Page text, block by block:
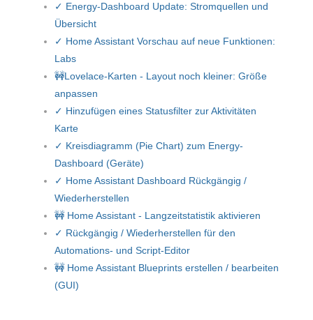
✓ Energy-Dashboard Update: Stromquellen und
Übersicht
✓ Home Assistant Vorschau auf neue Funktionen:
Labs
🚧Lovelace-Karten - Layout noch kleiner: Größe
anpassen
✓ Hinzufügen eines Statusfilter zur Aktivitäten
Karte
✓ Kreisdiagramm (Pie Chart) zum Energy-
Dashboard (Geräte)
✓ Home Assistant Dashboard Rückgängig /
Wiederherstellen
🚧 Home Assistant - Langzeitstatistik aktivieren
✓ Rückgängig / Wiederherstellen für den
Automations- und Script-Editor
🚧 Home Assistant Blueprints erstellen / bearbeiten
(GUI)